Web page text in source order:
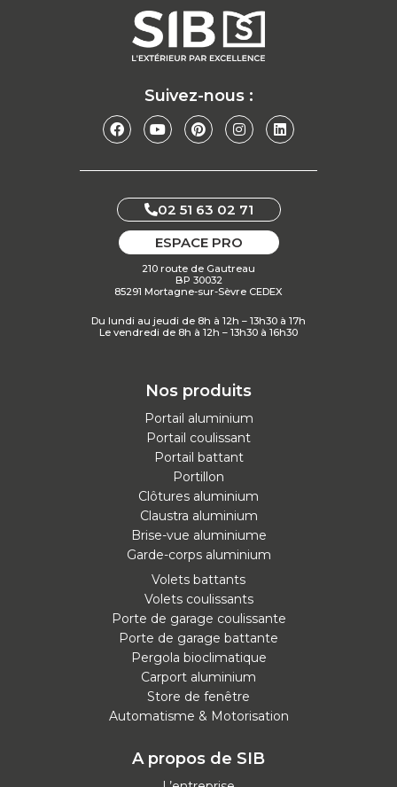
Suivez-nous :
02 51 63 02 71
ESPACE PRO
210 route de Gautreau
BP 30032
85291 Mortagne-sur-Sèvre CEDEX
Du lundi au jeudi de 8h à 12h – 13h30 à 17h
Le vendredi de 8h à 12h – 13h30 à 16h30
Nos produits
Portail aluminium
Portail coulissant
Portail battant
Portillon
Clôtures aluminium
Claustra aluminium
Brise-vue aluminiume
Garde-corps aluminium
Volets battants
Volets coulissants
Porte de garage coulissante
Porte de garage battante
Pergola bioclimatique
Carport aluminium
Store de fenêtre
Automatisme & Motorisation
A propos de SIB